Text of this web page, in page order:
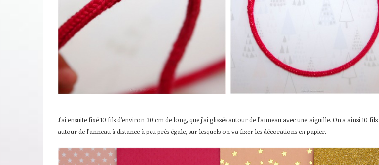
J’ai ensuite fixé 10 fils d’environ 30 cm de long, que j’ai glissés autour de l’anneau avec une aiguille. On a ainsi 10
autour de l’anneau à distance à peu près égale, sur lesquels on va fixer les décorations en papier.